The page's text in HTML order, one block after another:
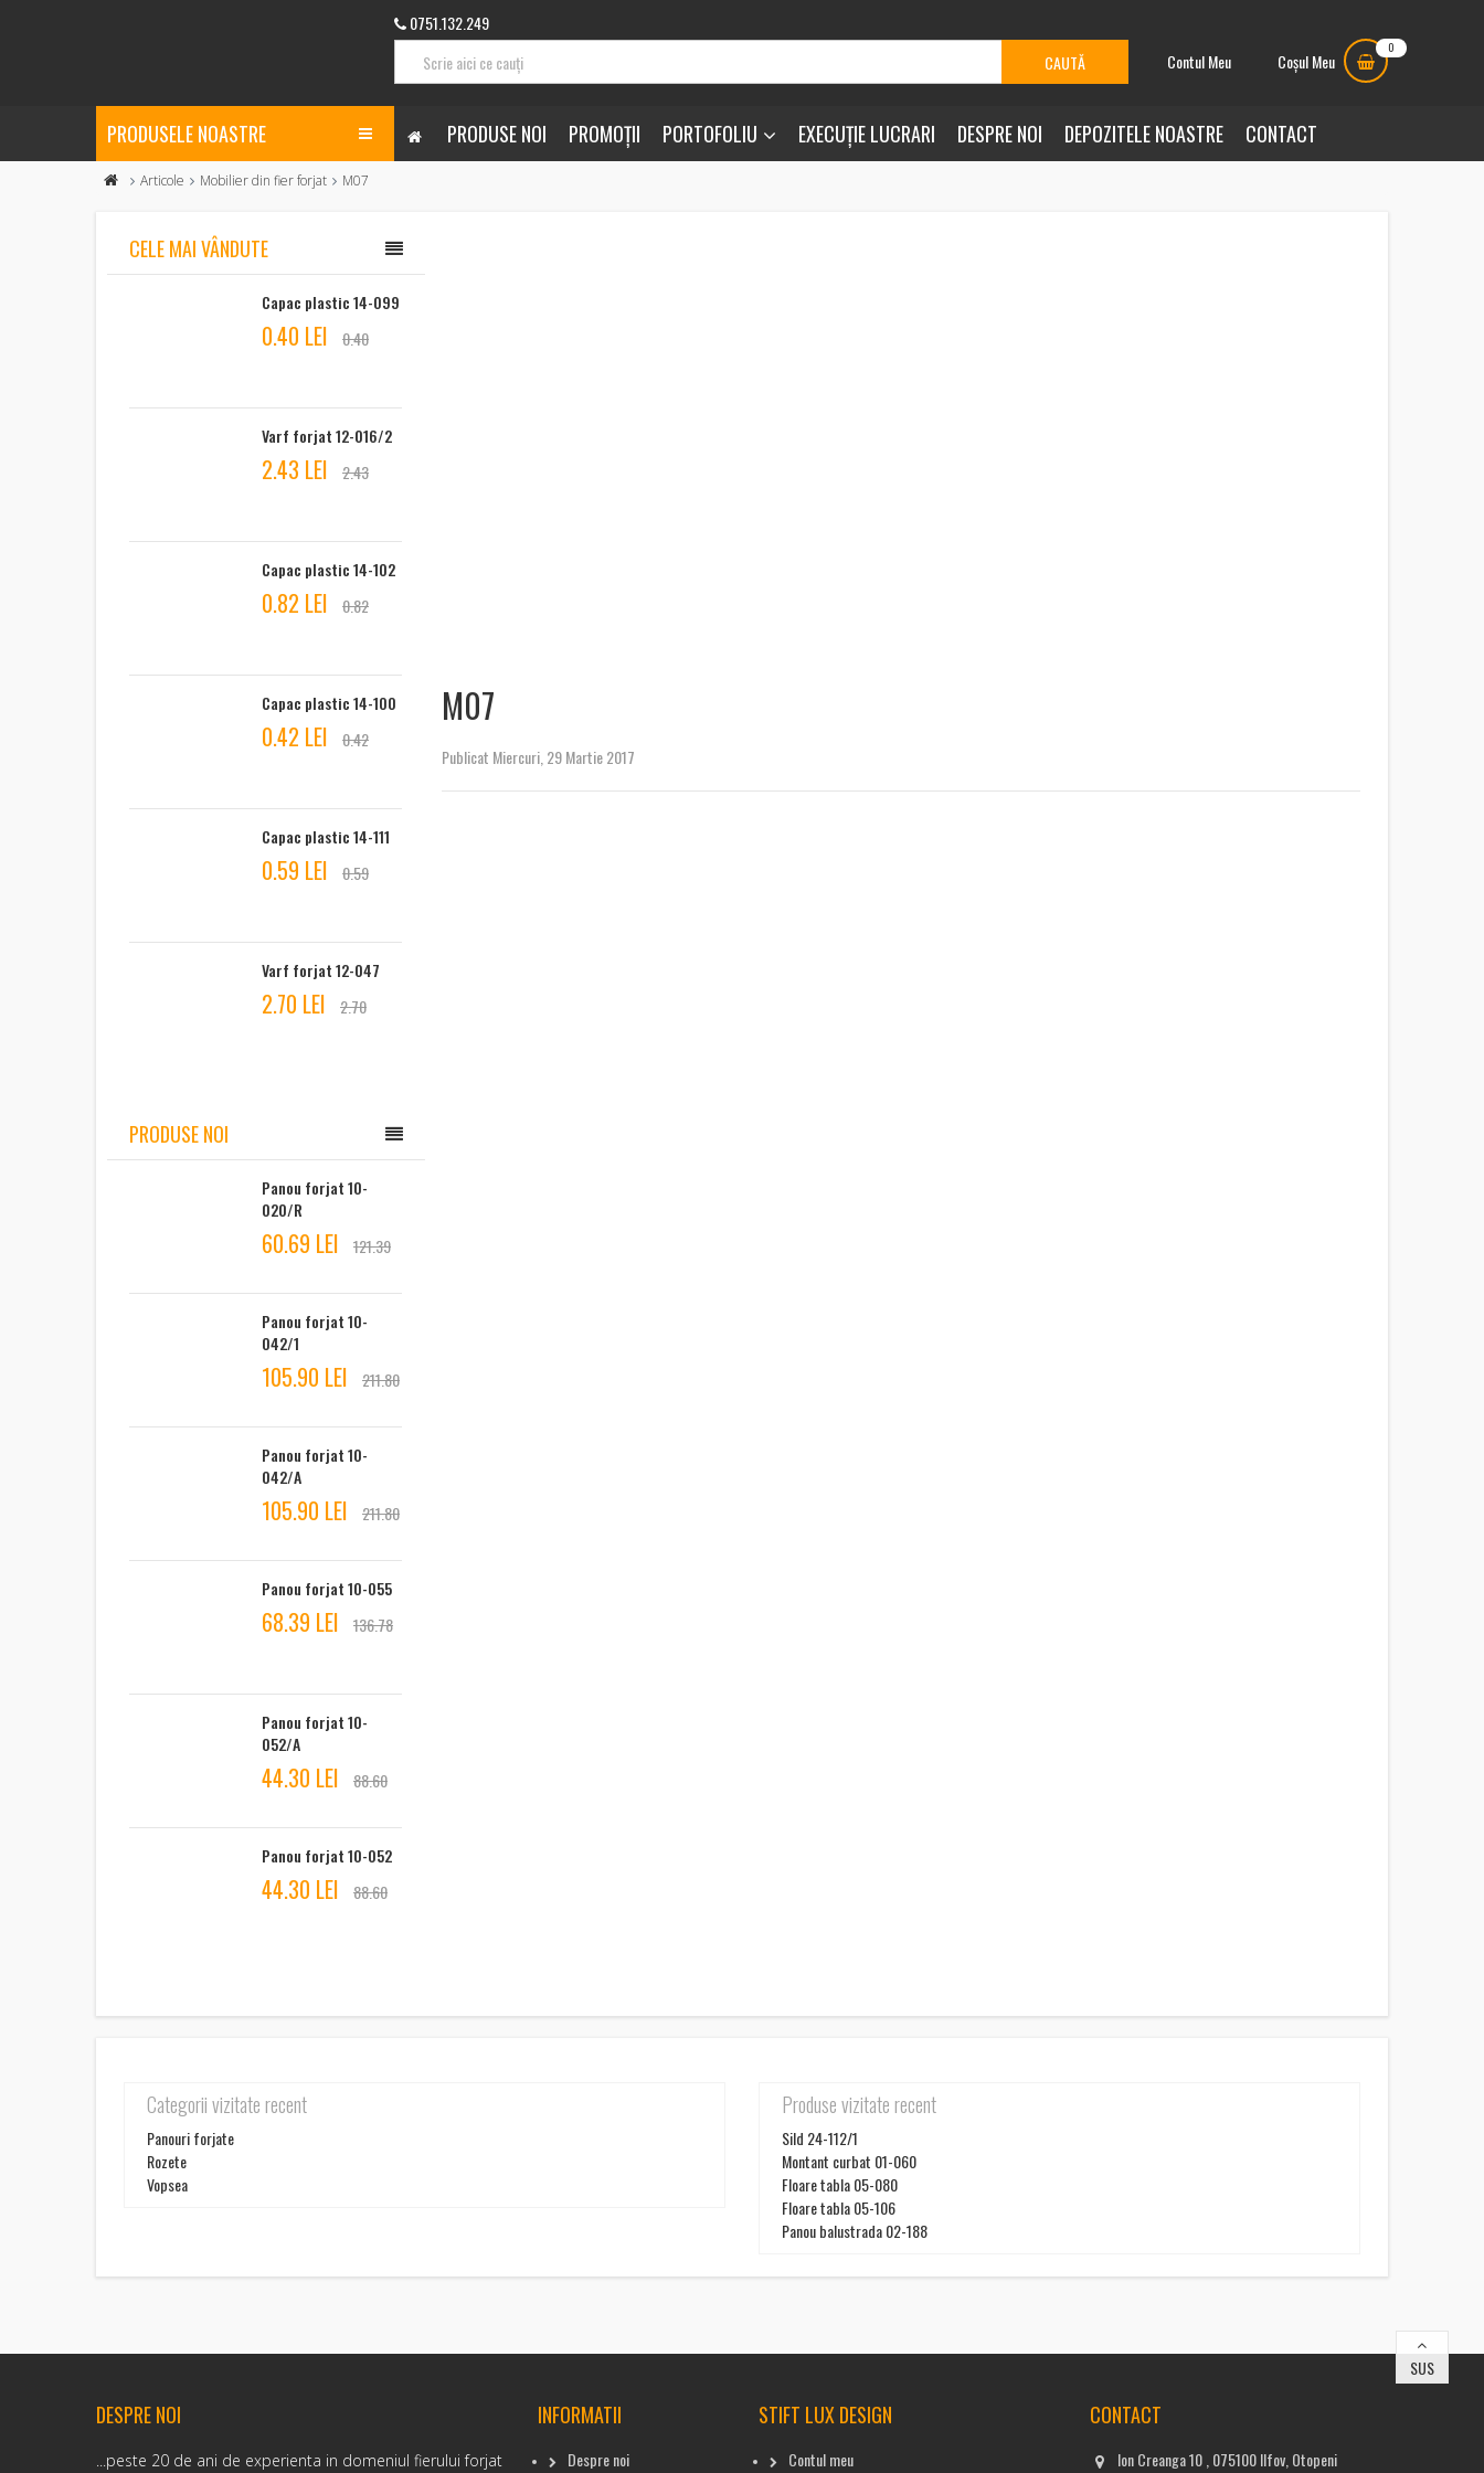
0751.132.249
Contul Meu
Coșul Meu
0
PRODUSELE NOASTRE PRODUSE NOI PROMOȚII PORTOFOLIU EXECUȚIE LUCRARI DESPRE NOI DEPOZITELE NOASTRE CONTACT
Articole Mobilier din fier forjat M07
CELE MAI VÂNDUTE
Capac plastic 14-099
0.40 LEI 0.40
Varf forjat 12-016/2
2.43 LEI 2.43
Capac plastic 14-102
0.82 LEI 0.82
Capac plastic 14-100
0.42 LEI 0.42
Capac plastic 14-111
0.59 LEI 0.59
Varf forjat 12-047
2.70 LEI 2.70
PRODUSE NOI
Panou forjat 10-
020/R
60.69 LEI 121.39
Panou forjat 10-
042/1
105.90 LEI 211.80
Panou forjat 10-
042/A
105.90 LEI 211.80
Panou forjat 10-055
68.39 LEI 136.78
Panou forjat 10-
052/A
44.30 LEI 88.60
Panou forjat 10-052
44.30 LEI 88.60
M07
Publicat Miercuri, 29 Martie 2017
Categorii vizitate recent
Panouri forjate
Rozete
Vopsea
Produse vizitate recent
Sild 24-112/1
Montant curbat 01-060
Floare tabla 05-080
Floare tabla 05-106
Panou balustrada 02-188
SUS
DESPRE NOI
...peste 20 de ani de experienta in domeniul fierului forjat
INFORMATII
Despre noi
STIFT LUX DESIGN
Contul meu
CONTACT
Ion Creanga 10 , 075100 Ilfov, Otopeni